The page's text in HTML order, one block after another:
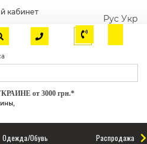
кабинет
Рус Укр
от 3000 грн.*
Одежда/Обувь Распродажа